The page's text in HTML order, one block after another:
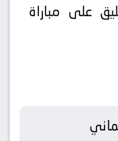
على مباراة